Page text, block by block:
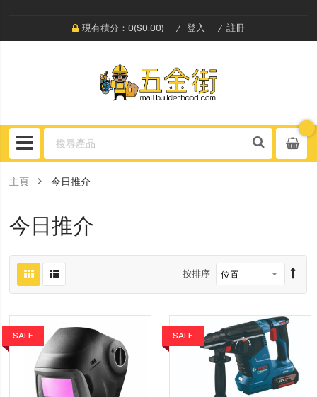
現有積分：0($0.00) 登入 註冊
主頁 今日推介
今日推介
按排序
SALE SALE